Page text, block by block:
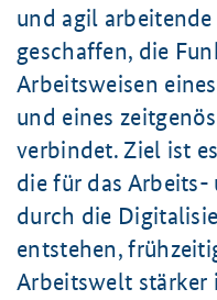
und agil
geschaffen, die
Arbeitsweisen
und eines
verbindet. Ziel ist
die für das
durch die
entstehen,
Arbeitswelt stärker